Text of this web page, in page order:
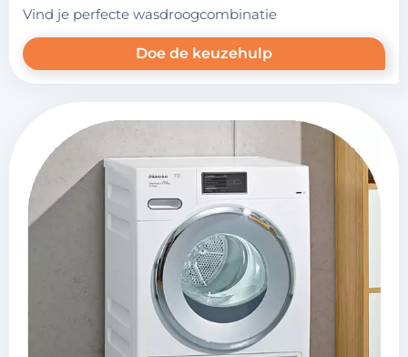
vind je perfecte wasdroogcombinatie
Doe de keuzehulp